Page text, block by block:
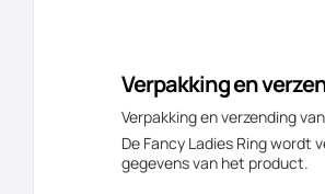
Verpakking en
Verpakking en verzending
De Fancy Ladies Ring wordt
gegevens van het product.